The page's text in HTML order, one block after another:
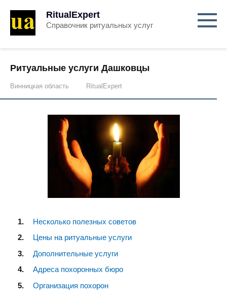
RitualExpert
Справочник ритуальных услуг
Ритуальные услуги Дашковцы
Винницкая область RitualExpert
Несколько полезных советов
Цены на ритуальные услуги
Дополнительные услуги
Адреса похоронных бюро
Организация похорон